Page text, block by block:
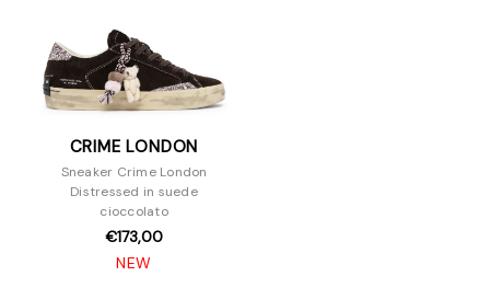
CRIME LONDON
Sneaker Crime London
Distressed in suede
cioccolato
€173,00
NEW